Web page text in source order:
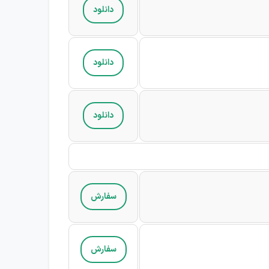
دانلود
دانلود
دانلود
سفارش
سفارش